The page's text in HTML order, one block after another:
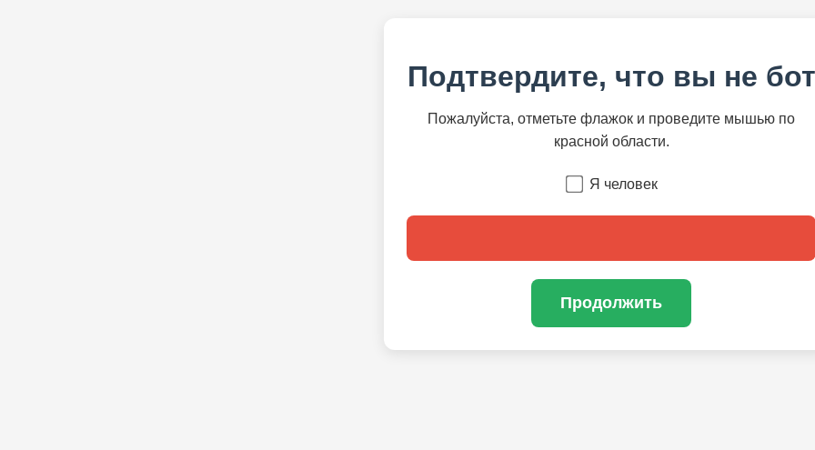
Подтвердите, что вы не бот
Пожалуйста, отметьте флажок и проведите мышью по
красной области.
Я человек
Продолжить